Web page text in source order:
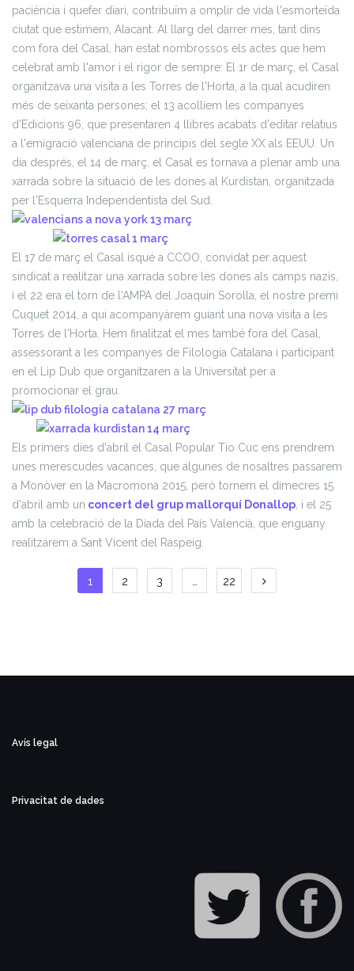
paciència i quefer diari, contribuïm a omplir de vida l'esmorteïda
ciutat que estimem, Alacant. Al llarg del darrer mes, tant dins
com fora del Casal, han estat nombrossos els actes que hem
celebrat amb l'amor i el rigor de sempre: El 1r de març, el Casal
organitzava una visita a les Torres de l'Horta, a la qual acudiren
més de seixanta persones; el 13 acollíem les companyes
d'Edicions 96, que presentaren 4 llibres acabats d'editar relatius
a l'emigració valenciana de principis del segle XX als EEUU. Un
dia després, el 14 de març, el Casal es tornava a plenar amb una
xarrada sobre la situació de les dones al Kurdistan, organitzada
per l'Esquerra Independentista del Sud.
El 17 de març el Casal isqué a CCOO, convidat per aquest
sindicat a realitzar una xarrada sobre les dones als camps nazis,
i el 22 era el torn de l'AMPA del Joaquin Sorolla, el nostre premi
Cuquet 2014, a qui acompanyàrem guiant una nova visita a les
Torres de l'Horta. Hem finalitzat el mes també fora del Casal,
assessorant a les companyes de Filologia Catalana i participant
en el Lip Dub que organitzaren a la Universitat per a
promocionar el grau.
Els primers dies d'abril el Casal Popular Tio Cuc ens prendrem
unes merescudes vacances, que algunes de nosaltres passarem
a Monòver en la Macromona 2015, però tornem el dimecres 15
d'abril amb un concert del grup mallorquí Donallop , i el 25
amb la celebració de la Diada del País Valencià, que enguany
realitzarem a Sant Vicent del Raspeig.
Paginació
entrades
1 2 3 22
Avís legal
Privacitat de dades